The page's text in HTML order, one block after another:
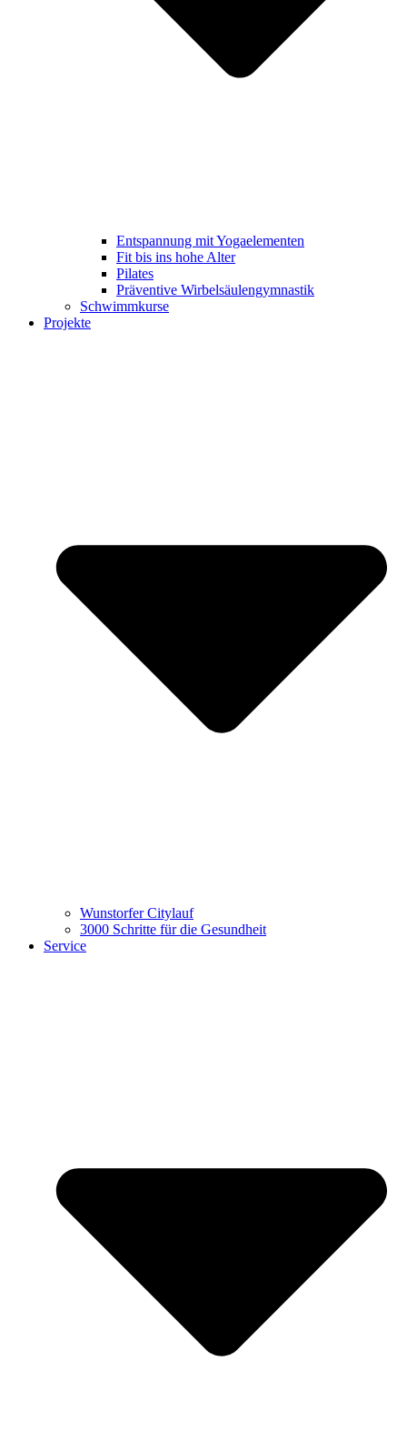
Entspannung mit Yogaelementen
Fit bis ins hohe Alter
Pilates
Präventive Wirbelsäulengymnastik
Schwimmkurse
Projekte
Wunstorfer Citylauf
3000 Schritte für die Gesundheit
Service